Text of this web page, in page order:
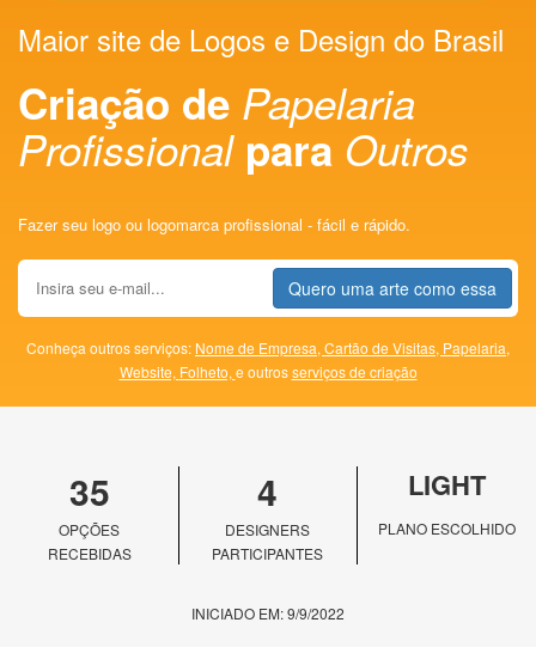
Maior site de Logos e Design do Brasil
Criação de Papelaria
Profissional para Outros
Fazer seu logo ou logomarca profissional - fácil e rápido.
Quero uma arte como essa
Conheça outros serviços: Nome de Empresa, Cartão de Visitas, Papelaria,
Website, Folheto, e outrosserviços de criação
35
OPÇÕES
RECEBIDAS
4
DESIGNERS
PARTICIPANTES
LIGHT
PLANO ESCOLHIDO
INICIADO EM: 9/9/2022